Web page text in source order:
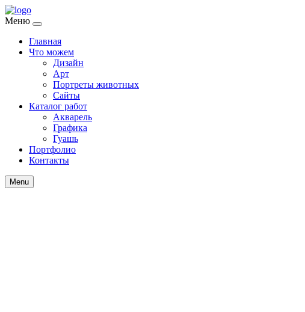
Меню
Главная
Что можем
Дизайн
Арт
Портреты животных
Сайты
Каталог работ
Акварель
Графика
Гуашь
Портфолио
Контакты
Menu